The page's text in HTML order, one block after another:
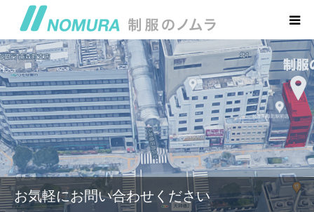
お気軽にお問い合わせください
トップページ
会社概要・アクセス
本店 お問い合わせ
制服の丸太屋